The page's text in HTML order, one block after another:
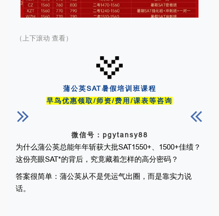
（上下滚动 查看）
蒲公英SAT暑假培训班课程
早鸟优惠领取/师资/费用/课表等咨询
微信号：pgytansy88
为什么蒲公英总能年年斩获大批SAT1550+、1500+佳绩？
这份亮眼SAT*的背后，究竟藏着怎样的高分密码？
答案很简单：蒲公英从不是凭运气出圈，而是靠实力说
话。